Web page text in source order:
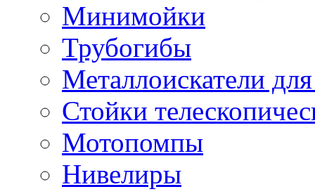
Минимойки
Трубогибы
Металлоискатели
Стойки
Мотопомпы
Нивелиры